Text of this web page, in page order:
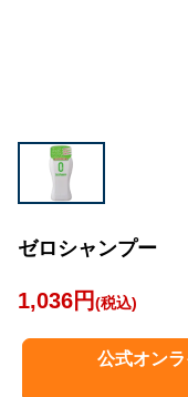
ゼロシャンプー
1,036円(税込)
公式オン